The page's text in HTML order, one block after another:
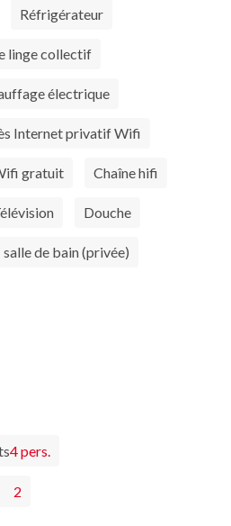
Réfrigérateur
linge collectif
électrique
Internet privatif Wifi
gratuit Chaîne hifi
Douche
salle de bain (privée)
4 pers.
2